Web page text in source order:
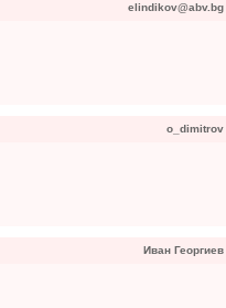
elindikov@abv.bg
o_dimitrov
Иван Георгиев